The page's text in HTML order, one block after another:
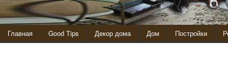
Главная Good Tips Декор дома Дом Постройки